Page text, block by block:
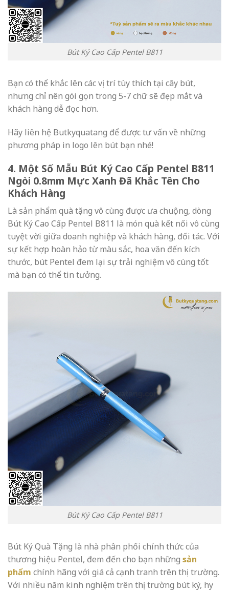
Bút Ký Cao Cấp Pentel B811
Bạn có thể khắc lên các vị trí tùy thích tại cây bút,
nhưng chỉ nên gói gọn trong 5-7 chữ sẽ đẹp mắt và
khách hàng dễ đọc hơn.
Hãy liên hệ Butkyquatang để được tư vấn về những
phương pháp in logo lên bút bạn nhé!
4. Một Số Mẫu Bút Ký Cao Cấp Pentel B811
Ngòi 0.8mm Mực Xanh Đã Khắc Tên Cho
Khách Hàng
Là sản phẩm quà tặng vô cùng được ưa chuộng, dòng
Bút Ký Cao Cấp Pentel B811 là món quà kết nối vô cùng
tuyệt vời giữa doanh nghiệp và khách hàng, đối tác. Với
sự kết hợp hoàn hảo từ màu sắc, hoa văn đến kích
thước, bút Pentel đem lại sự trải nghiệm vô cùng tốt
mà bạn có thể tin tưởng.
Bút Ký Cao Cấp Pentel B811
Bút Ký Quà Tặng là nhà phân phối chính thức của
thương hiệu Pentel, đem đến cho bạn những sản
phẩm chính hãng với giá cả cạnh tranh trên thị trường.
Với nhiều năm kinh nghiệm trên thị trường bút ký, hy